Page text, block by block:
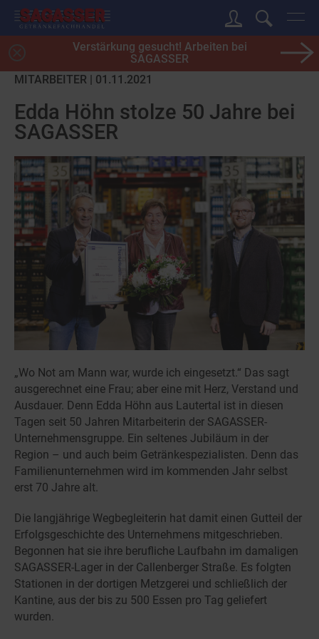
Verstärkung gesucht! Arbeiten bei
SAGASSER
MITARBEITER | 01.11.2021
Edda Höhn stolze 50 Jahre bei
SAGASSER
„Wo Not am Mann war, wurde ich eingesetzt.“ Das sagt
ausgerechnet eine Frau; aber eine mit Herz, Verstand und
Ausdauer. Denn Edda Höhn aus Lautertal ist in diesen
Tagen seit 50 Jahren Mitarbeiterin der SAGASSER-
Unternehmensgruppe. Ein seltenes Jubiläum in der
Region – und auch beim Getränkespezialisten. Denn das
Familienunternehmen wird im kommenden Jahr selbst
erst 70 Jahre alt.
Die langjährige Wegbegleiterin hat damit einen Gutteil der
Erfolgsgeschichte des Unternehmens mitgeschrieben.
Begonnen hat sie ihre berufliche Laufbahn im damaligen
SAGASSER-Lager in der Callenberger Straße. Es folgten
Stationen in der dortigen Metzgerei und schließlich der
Kantine, aus der bis zu 500 Essen pro Tag geliefert
wurden.